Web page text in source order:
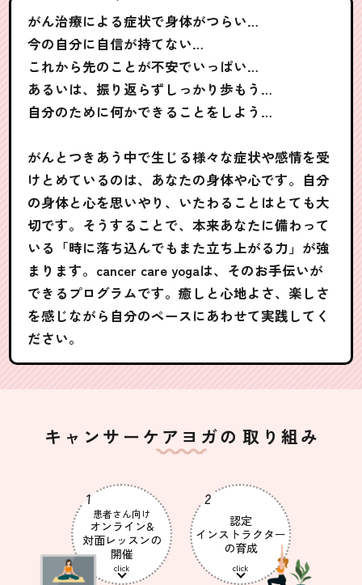
がん治療による症状で身体がつらい…
今の自分に自信が持てない…
これから先のことが不安でいっぱい…
あるいは、 振り返らずしっかり歩もう…
自分のために何かできることをしよう…
がんとつきあう中で生じる様々な症状や感情を受
けとめているのは、あなたの身体や心です。自分
の身体と心を思いやり、いたわることはとても大
切です。そうすることで、本来あなたに備わって
いる「時に落ち込んでもまた立ち上がる力」が強
まります。cancer care yogaは、そのお手伝いが
できるプログラムです。癒しと心地よさ、楽しさ
を感じながら自分のペースにあわせて実践してく
ださい。
キャンサーケアヨガの 取り組み
患者さん向け
オンライン&
対面レッスンの
開催
認定
インストラクター
の育成